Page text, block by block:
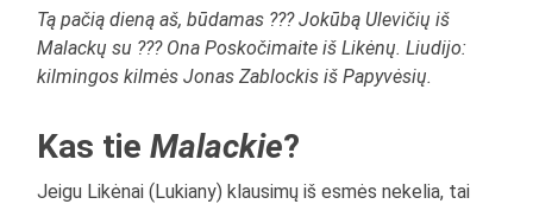
Tą pačią dieną aš, būdamas ??? Jokūbą Ulevičių iš
Malackų su ??? Ona Poskočimaite iš Likėnų. Liudijo:
kilmingos kilmės Jonas Zablockis iš Papyvėsių.
Kas tieMalackie?
Jeigu Likėnai (Lukiany) klausimų iš esmės nekelia, tai